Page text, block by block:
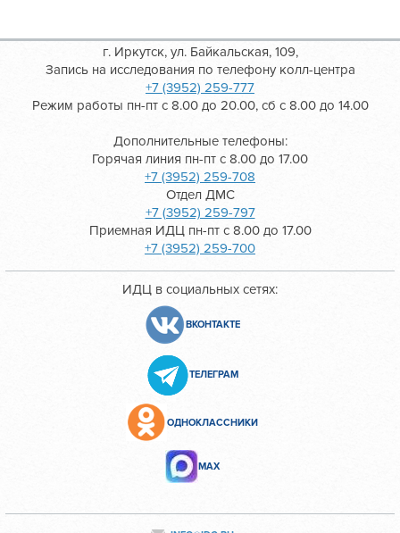
г. Иркутск, ул. Байкальская, 109,
Запись на исследования по телефону колл-центра
+7 (3952) 259-777
Режим работы пн-пт с 8.00 до 20.00, сб с 8.00 до 14.00
Дополнительные телефоны:
Горячая линия пн-пт с 8.00 до 17.00
+7 (3952) 259-708
Отдел ДМС
+7 (3952) 259-797
Приемная ИДЦ пн-пт с 8.00 до 17.00
+7 (3952) 259-700
ИДЦ в социальных сетях:
ВКОНТАКТЕ
ТЕЛЕГРАМ
ОДНОКЛАССНИКИ
МАХ